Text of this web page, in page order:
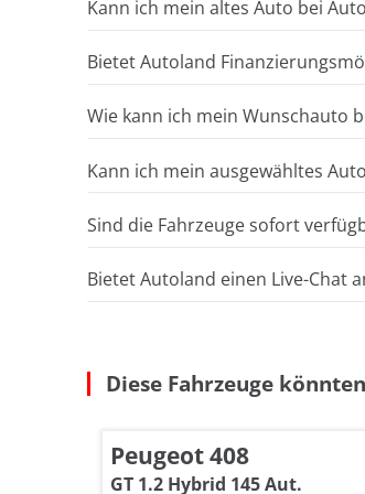
Kann ich mein altes Auto bei
Bietet Autoland
Wie kann ich mein Wunschauto
Kann ich mein ausgewähltes
Sind die Fahrzeuge sofort
Bietet Autoland einen Live-Chat
Diese Fahrzeuge
Peugeot 408
GT 1.2 Hybrid 145 Aut.